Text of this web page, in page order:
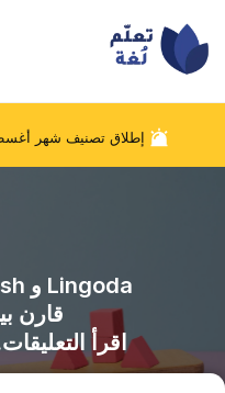
إطلاق تصنيف شهر
Lingodaو
قارن
اقرأ